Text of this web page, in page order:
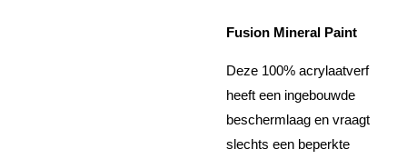
Fusion Mineral Paint
Deze 100% acrylaatverf
heeft een ingebouwde
beschermlaag en vraagt
slechts een beperkte